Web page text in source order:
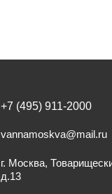
+7 (495) 911-2000
vannamoskva@mail.ru
г. Москва,
д.13